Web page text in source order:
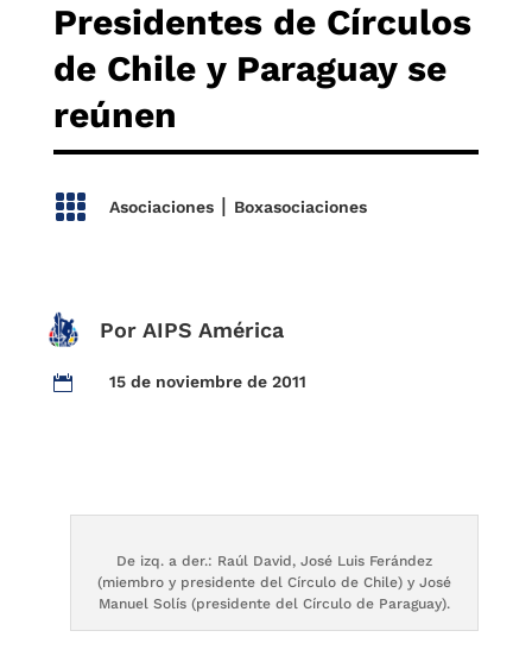
Presidentes de Círculos
de Chile y Paraguay se
reúnen
 Asociaciones| Boxasociaciones
Por AIPS América
 15 de noviembre de 2011
De izq. a der.: Raúl David, José Luis Ferández
(miembro y presidente del Círculo de Chile) y José
Manuel Solís (presidente del Círculo de Paraguay).